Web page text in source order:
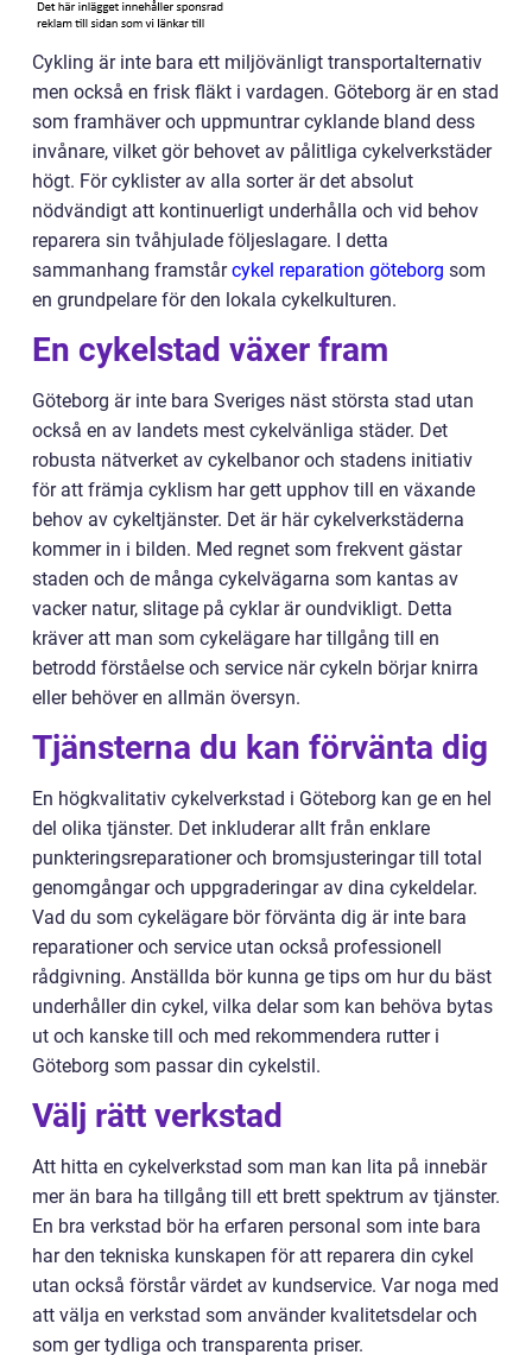
Cykling är inte bara ett miljövänligt transportalternativ
men också en frisk fläkt i vardagen. Göteborg är en stad
som framhäver och uppmuntrar cyklande bland dess
invånare, vilket gör behovet av pålitliga cykelverkstäder
högt. För cyklister av alla sorter är det absolut
nödvändigt att kontinuerligt underhålla och vid behov
reparera sin tvåhjulade följeslagare. I detta
sammanhang framstårcykel reparation göteborg som
en grundpelare för den lokala cykelkulturen.
En cykelstad växer fram
Göteborg är inte bara Sveriges näst största stad utan
också en av landets mest cykelvänliga städer. Det
robusta nätverket av cykelbanor och stadens initiativ
för att främja cyklism har gett upphov till en växande
behov av cykeltjänster. Det är här cykelverkstäderna
kommer in i bilden. Med regnet som frekvent gästar
staden och de många cykelvägarna som kantas av
vacker natur, slitage på cyklar är oundvikligt. Detta
kräver att man som cykelägare har tillgång till en
betrodd förståelse och service när cykeln börjar knirra
eller behöver en allmän översyn.
Tjänsterna du kan förvänta dig
En högkvalitativ cykelverkstad i Göteborg kan ge en hel
del olika tjänster. Det inkluderar allt från enklare
punkteringsreparationer och bromsjusteringar till total
genomgångar och uppgraderingar av dina cykeldelar.
Vad du som cykelägare bör förvänta dig är inte bara
reparationer och service utan också professionell
rådgivning. Anställda bör kunna ge tips om hur du bäst
underhåller din cykel, vilka delar som kan behöva bytas
ut och kanske till och med rekommendera rutter i
Göteborg som passar din cykelstil.
Välj rätt verkstad
Att hitta en cykelverkstad som man kan lita på innebär
mer än bara ha tillgång till ett brett spektrum av tjänster.
En bra verkstad bör ha erfaren personal som inte bara
har den tekniska kunskapen för att reparera din cykel
utan också förstår värdet av kundservice. Var noga med
att välja en verkstad som använder kvalitetsdelar och
som ger tydliga och transparenta priser.